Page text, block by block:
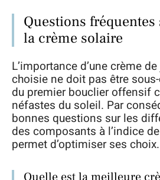
Questions
la crème solaire
L’importance d’une crème
choisie ne doit pas être
du premier bouclier offensif
néfastes du soleil. Par
bonnes questions sur les
des composants à l’indice
permet d’optimiser ses choix.